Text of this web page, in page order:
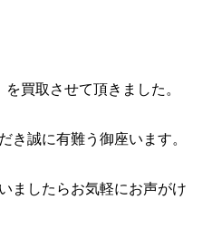
買取させて頂きました。
き誠に有難う御座います。
ましたらお気軽にお声がけ